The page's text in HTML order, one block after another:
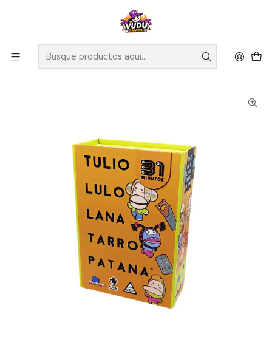
🚀 ¡Despachamos a todo Chile! Envío GRATIS a Regiones sobre
$100.000 y a RM sobre $35.000
Inicio Juegos de Mesa Cartas
Tulio Lulo Lana Tarro Patana 31 Minutos - Español